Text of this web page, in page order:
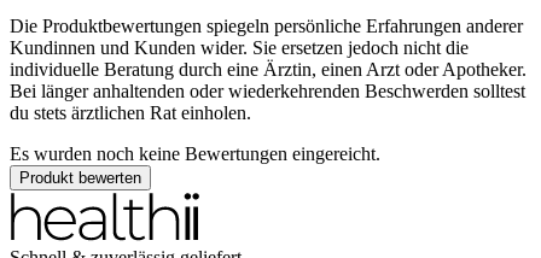
Die Produktbewertungen spiegeln persönliche Erfahrungen anderer
Kundinnen und Kunden wider. Sie ersetzen jedoch nicht die
individuelle Beratung durch eine Ärztin, einen Arzt oder Apotheker.
Bei länger anhaltenden oder wiederkehrenden Beschwerden solltest
du stets ärztlichen Rat einholen.
Es wurden noch keine Bewertungen eingereicht.
Produkt bewerten